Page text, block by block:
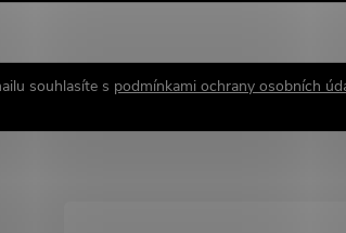
souhlasíte s podmínkami ochrany osobních